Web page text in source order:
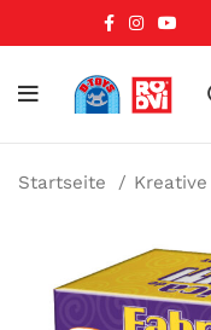
Startseite